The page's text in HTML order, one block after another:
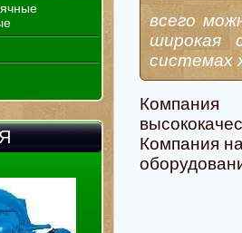
всего
широкая
системах
Компания